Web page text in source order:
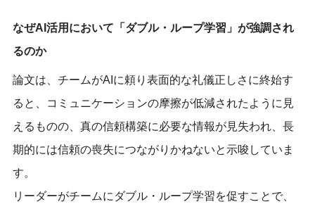
なぜAI活用において「ダブル・ループ学習」が強調され
るのか
論文は、チームがAIに頼り表面的な礼儀正しさに終始す
ると、コミュニケーションの摩擦が低減されたように見
えるものの、真の信頼構築に必要な情報が見失われ、長
期的には信頼の喪失につながりかねないと示唆していま
す。
リーダーがチームにダブル・ループ学習を促すことで、